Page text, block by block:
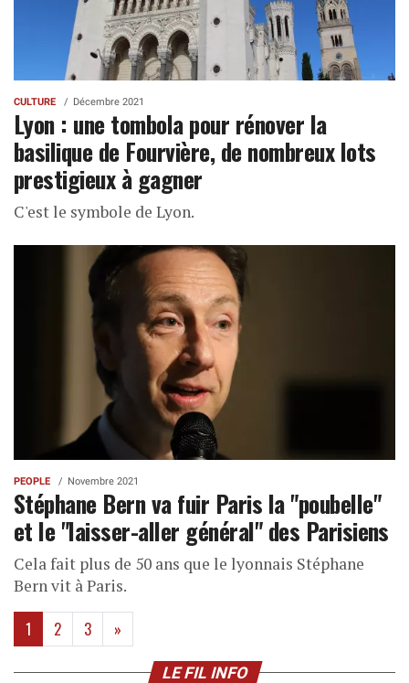
CULTURE Décembre 2021
Lyon : une tombola pour rénover la
basilique de Fourvière, de nombreux lots
prestigieux à gagner
C'est le symbole de Lyon.
PEOPLE Novembre 2021
Stéphane Bern va fuir Paris la "poubelle"
et le "laisser-aller général" des Parisiens
Cela fait plus de 50 ans que le lyonnais Stéphane
Bern vit à Paris.
1 (current)
2 3 »
LE FIL INFO